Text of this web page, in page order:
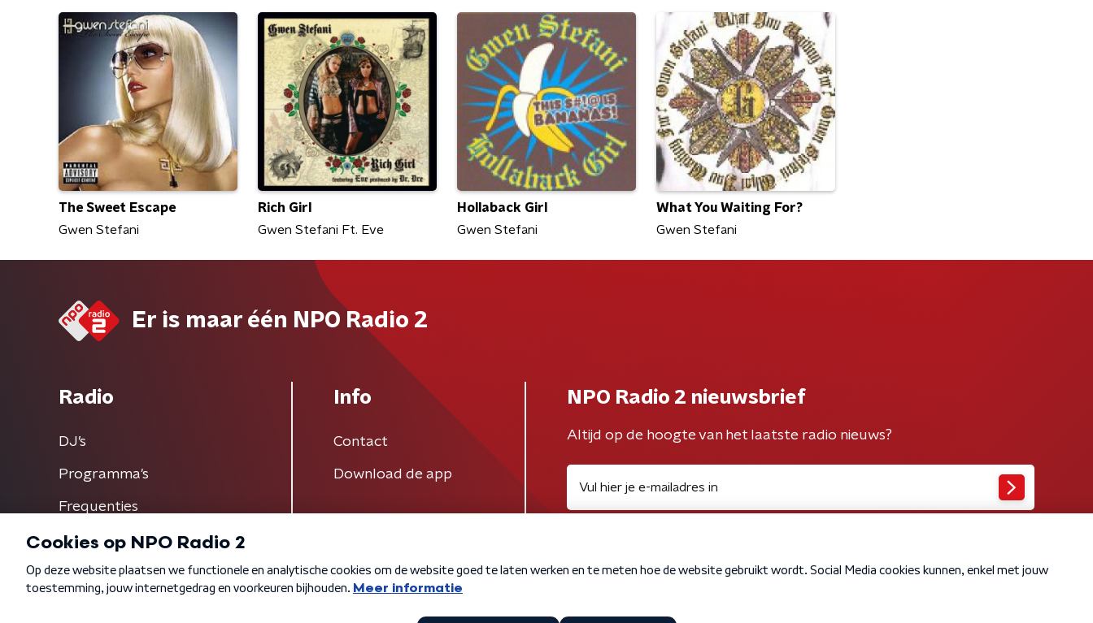
The Sweet Escape
Gwen Stefani
Rich Girl
Gwen Stefani Ft. Eve
Hollaback Girl
Gwen Stefani
What You Waiting For?
Gwen Stefani
Er is maar één NPO Radio 2
Radio
DJ’s
Programma's
Frequenties
Info
Contact
Download de app
NPO Radio 2 nieuwsbrief
Altijd op de hoogte van het laatste radio nieuws?
Algemene voorwaarden Privacybeleid